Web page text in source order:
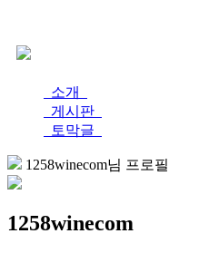
소개
게시판
토막글
1258winecom님 프로필
1258winecom